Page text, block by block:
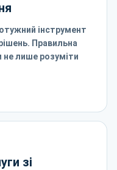
інструмент
Правильна
не лише розуміти
зі